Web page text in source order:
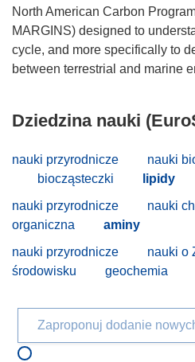
North American Carbon
MARGINS) designed to
cycle, and more specifically to
Dziedzina nauki
nauki przyrodnicze nauki
biocząsteczki
lipidy
nauki przyrodnicze
nauki
organiczna
aminy
nauki przyrodnicze
nauki o
środowisku
geochemia
Zaproponuj dodanie